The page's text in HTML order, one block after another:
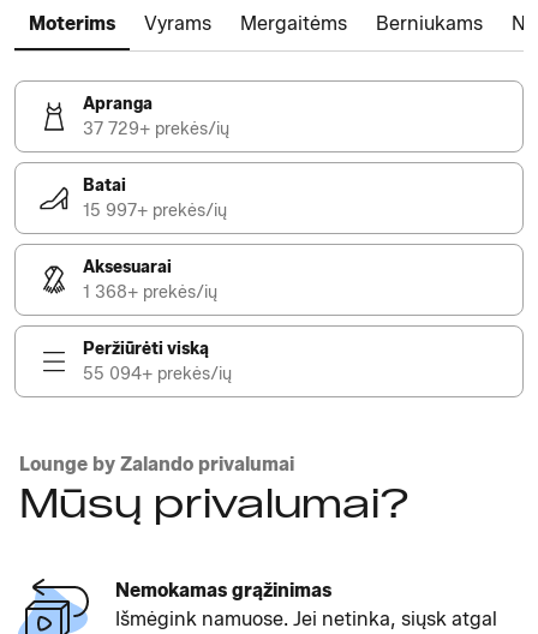
Moterims Vyrams Mergaitėms Berniukams
Apranga
37 729+ prekės/ių
Batai
15 997+ prekės/ių
Aksesuarai
1 368+ prekės/ių
Peržiūrėti viską
55 094+ prekės/ių
Lounge by Zalando privalumai
Mūsų privalumai?
Nemokamas grąžinimas
Išmėgink namuose. Jei netinka, siųsk atgal